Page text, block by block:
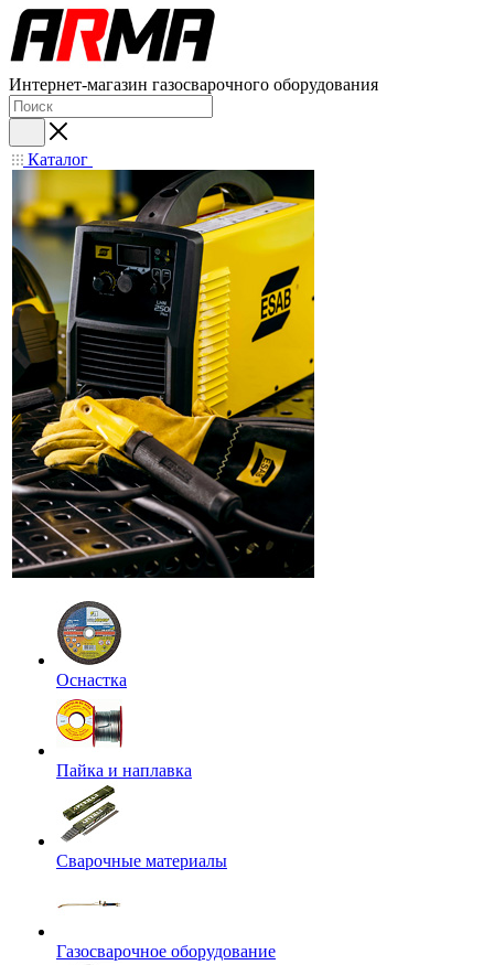
Интернет-магазин газосварочного оборудования
Каталог
Оснастка
Пайка и наплавка
Сварочные материалы
Газосварочное оборудование